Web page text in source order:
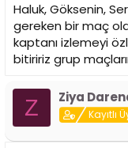
Haluk, Göksenin,
gereken bir maç
kaptanı izlemeyi
bitiririz grup
Z Ziya
Kayıtlı